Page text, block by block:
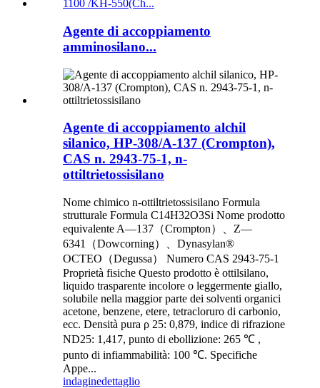
Agente di accoppiamento
amminosilano...
Agente di accoppiamento alchil
silanico, HP-308/A-137 (Crompton),
CAS n. 2943-75-1, n-
ottiltrietossisilano
Nome chimico n-ottiltrietossisilano Formula
strutturale Formula C14H32O3Si Nome prodotto
equivalente A—137（Crompton）、Z—
6341（Dowcorning）、Dynasylan®
OCTEO（Degussa） Numero CAS 2943-75-1
Proprietà fisiche Questo prodotto è ottilsilano,
liquido trasparente incolore o leggermente giallo,
solubile nella maggior parte dei solventi organici
acetone, benzene, etere, tetracloruro di carbonio,
ecc. Densità pura ρ 25: 0,879, indice di rifrazione
ND25: 1,417, punto di ebollizione: 265 ℃ ,
punto di infiammabilità: 100 ℃. Specifiche
Appe...
indaginedettaglio